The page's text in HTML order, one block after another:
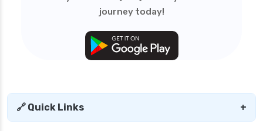
mediclaim vs health insurance
need of health insurance
personal accident health insurance
senior citizen health insurance
tax benefit of health insurance
journey today!
🔗 Quick Links +